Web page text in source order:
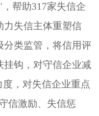
帮助317家失信企
力失信主体重塑信
分类监管，将信用评
钩，对守信企业减
，对失信企业重点
信激励、失信惩